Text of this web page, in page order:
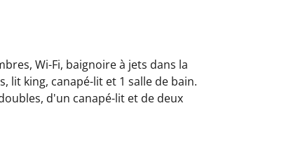
Wi-Fi, baignoire à jets dans la
lit king, canapé-lit et 1 salle de bain.
d'un canapé-lit et de deux